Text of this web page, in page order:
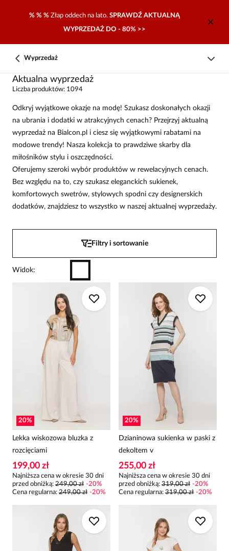
% % % Złap oddech na lato. SPRAWDŹ AKTUALNĄ
WYPRZEDAŻ DO - 80% >>
Wyprzedaż
Aktualna wyprzedaż
Liczba produktów: 1094
Odkryj wyjątkowe okazje na modę! Szukasz doskonałych okazji
na ubrania i dodatki w atrakcyjnych cenach? Przejrzyj aktualną
wyprzedaż na Bialcon.pl i ciesz się wyjątkowymi rabatami na
modowe trendy! Nasza kolekcja to prawdziwe skarby dla
miłośników stylu i oszczędności.
Oferujemy szeroki wybór produktów w rewelacyjnych cenach.
Bez względu na to, czy szukasz eleganckich sukienek,
komfortowych swetrów, stylowych spodni czy designerskich
dodatków, znajdziesz to wszystko w naszej aktualnej wyprzedaży.
Filtry i sortowanie
Widok:
20%
Lekka wiskozowa bluzka z
rozcięciami
199,00 zł
Najniższa cena w okresie 30 dni
przed obniżką: 249,00 zł -20%
Cena regularna: 249,00 zł -20%
20%
Dzianinowa sukienka w paski z
dekoltem v
255,00 zł
Najniższa cena w okresie 30 dni
przed obniżką: 319,00 zł -20%
Cena regularna: 319,00 zł -20%